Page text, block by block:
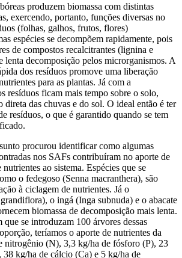
produzem biomassa com distintas
exercendo, portanto, funções diversas no
(folhas, galhos, frutos, flores)
espécies se decompõem rapidamente, pois
de compostos recalcitrantes (lignina e
lenta decomposição pelos microrganismos. A
dos resíduos promove uma liberação
para as plantas. Já com a
resíduos ficam mais tempo sobre o solo,
direta das chuvas e do sol. O ideal então é ter
resíduos, o que é garantido quando se tem
procurou identificar como algumas
nos SAFs contribuíram no aporte de
ao sistema. Espécies que se
o fedegoso (Senna macranthera), são
à ciclagem de nutrientes. Já o
o ingá (Inga subnuda) e o abacate
biomassa de decomposição mais lenta.
se introduzam 100 árvores dessas
teríamos o aporte de nutrientes da
nitrogênio (N), 3,3 kg/ha de fósforo (P), 23
kg/ha de cálcio (Ca) e 5 kg/ha de